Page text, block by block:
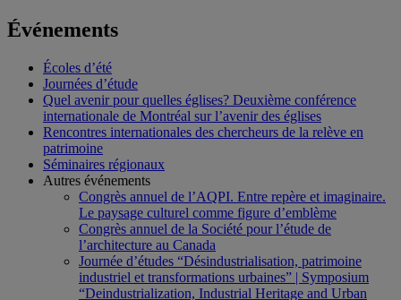
Événements
Écoles d’été
Journées d’étude
Quel avenir pour quelles églises? Deuxième conférence
internationale de Montréal sur l’avenir des églises
Rencontres internationales des chercheurs de la relève en
patrimoine
Séminaires régionaux
Autres événements
Congrès annuel de l’AQPI. Entre repère et imaginaire.
Le paysage culturel comme figure d’emblème
Congrès annuel de la Société pour l’étude de
l’architecture au Canada
Journée d’études “Désindustrialisation, patrimoine
industriel et transformations urbaines” | Symposium
“Deindustrialization, Industrial Heritage and Urban